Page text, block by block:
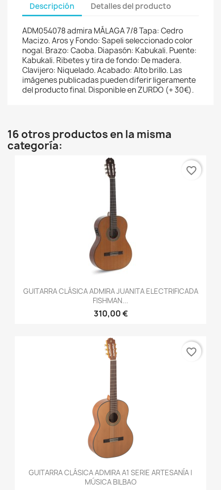
Descripción Detalles del producto
ADM054078 admira MÁLAGA 7/8 Tapa: Cedro
Macizo. Aros y Fondo: Sapeli seleccionado color
nogal. Brazo: Caoba. Diapasón: Kabukali. Puente:
Kabukali. Ribetes y tira de fondo: De madera.
Clavijero: Niquelado. Acabado: Alto brillo. Las
imágenes publicadas pueden diferir ligeramente
del producto final. Disponible en ZURDO (+ 30€).
16 otros productos en la misma
categoría:
GUITARRA CLÁSICA ADMIRA JUANITA ELECTRIFICADA
FISHMAN...
310,00 €
favorite_border
GUITARRA CLÁSICA ADMIRA A1 SERIE ARTESANÍA |
MÚSICA BILBAO
favorite_border